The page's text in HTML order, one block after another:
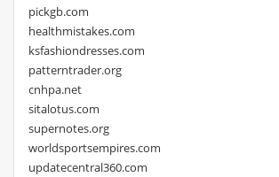
pickgb.com
healthmistakes.com
ksfashiondresses.com
patterntrader.org
cnhpa.net
sitalotus.com
supernotes.org
worldsportsempires.com
updatecentral360.com